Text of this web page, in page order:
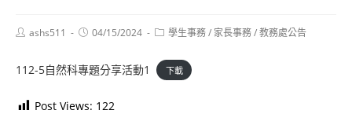
Postashs511
Post04/15/2024
Post學生事務/ 家長事務/教務處公告
112-5自然科專題分享活動1 下載
Post Views: 122